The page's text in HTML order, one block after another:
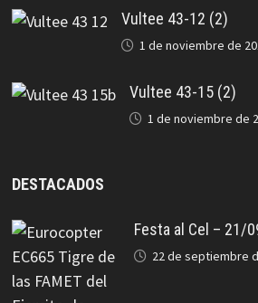
Vultee 43-12 (2)
1 de noviembre de
Vultee 43-15 (2)
1 de noviembre de
DESTACADOS
Festa al Cel – 21/
22 de septiembre